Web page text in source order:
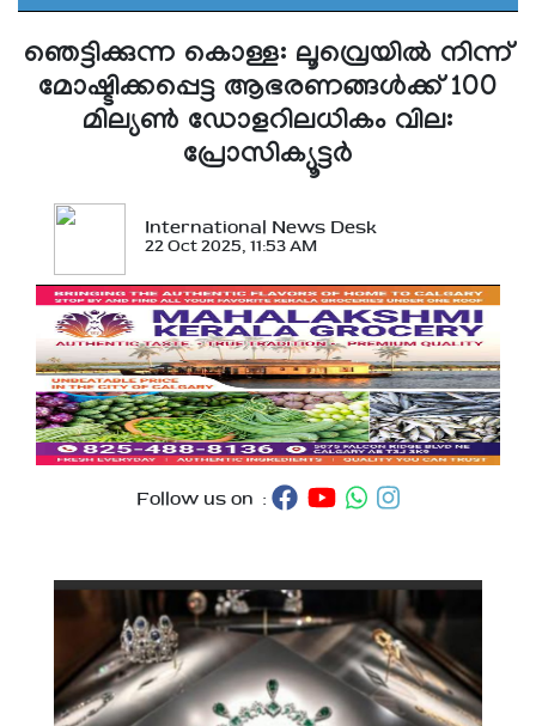
ഞെട്ടിക്കുന്ന കൊള്ള: ലൂവ്രെയില്‍ നിന്ന്
മോഷ്ടിക്കപ്പെട്ട ആഭരണങ്ങള്‍ക്ക് 100
മില്യണ്‍ ഡോളറിലധികം വില:
പ്രോസിക്യൂട്ടര്‍
International News Desk
22 Oct 2025, 11:53 AM
Follow us on :